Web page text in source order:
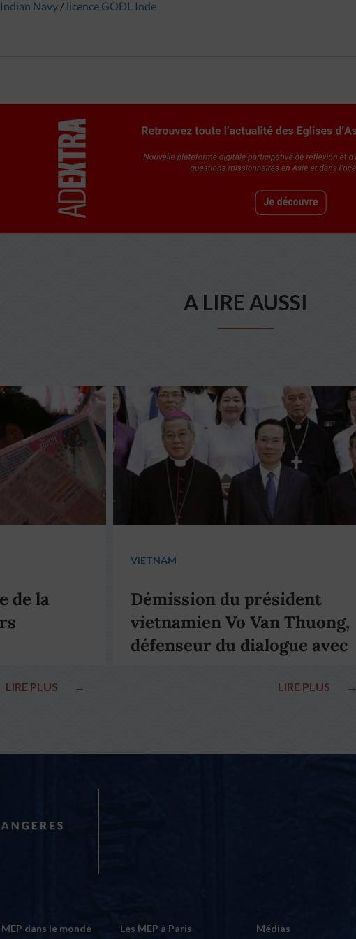
Indian Navy / licence GODL Inde
A LIRE AUSSI
de la
LIRE PLUS →
VIETNAM
Démission du président
vietnamien Vo Van Thuong,
défenseur du dialogue avec
LIRE PLUS →
MEP dans le monde Les MEP à Paris Médias